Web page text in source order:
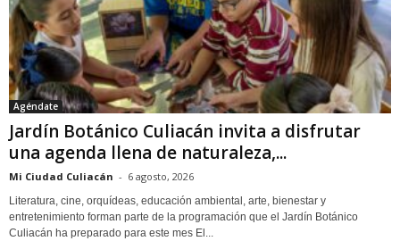
Agéndate
Jardín Botánico Culiacán invita a disfrutar
una agenda llena de naturaleza,...
Mi Ciudad Culiacán - 6 agosto, 2026
Literatura, cine, orquídeas, educación ambiental, arte, bienestar y
entretenimiento forman parte de la programación que el Jardín Botánico
Culiacán ha preparado para este mes El...